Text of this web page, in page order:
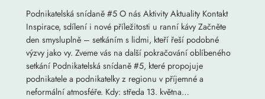
Podnikatelská snídaně #5 O nás Aktivity Aktuality Kontakt
Inspirace, sdílení i nové příležitosti u ranní kávy Začněte
den smysluplně – setkáním s lidmi, kteří řeší podobné
výzvy jako vy. Zveme vás na další pokračování oblíbeného
setkání Podnikatelská snídaně #5, které propojuje
podnikatele a podnikatelky z regionu v příjemné a
neformální atmosféře. Kdy: středa 13. května…